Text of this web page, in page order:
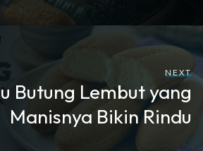
NEXT
Butung Lembut yang
Manisnya Bikin Rindu